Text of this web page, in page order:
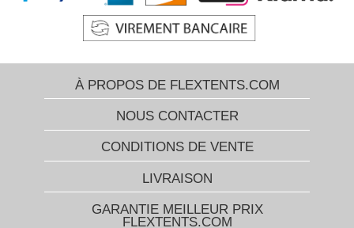
À PROPOS DE FLEXTENTS.COM
NOUS CONTACTER
CONDITIONS DE VENTE
LIVRAISON
GARANTIE MEILLEUR PRIX
FLEXTENTS.COM